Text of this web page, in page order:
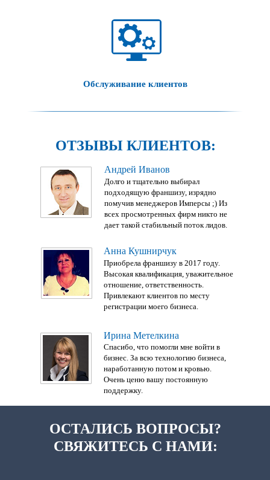
ОСТАЛИСЬ ВОПРОСЫ?
СВЯЖИТЕСЬ С НАМИ:
Обслуживание клиентов
ОТЗЫВЫ КЛИЕНТОВ:
Ирина Метелкина
Спасибо, что помогли мне войти в
бизнес. За всю технологию бизнеса,
наработанную потом и кровью.
Очень ценю вашу постоянную
поддержку.
Приобрела франшизу в 2017 году.
Высокая квалификация, уважительное
отношение, ответственность.
Привлекают клиентов по месту
регистрации моего бизнеса.
Анна Кушнирчук
Андрей Иванов
Долго и тщательно выбирал
подходящую франшизу, изрядно
помучив менеджеров Имперсы ;) Из
всех просмотренных фирм никто не
дает такой стабильный поток лидов.